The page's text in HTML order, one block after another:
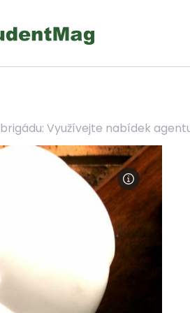
Využívejte nabídek